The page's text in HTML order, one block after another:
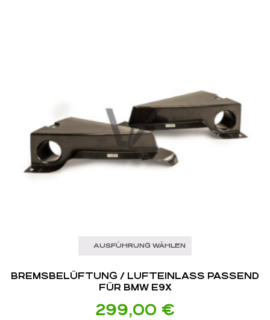
AUSFÜHRUNG WÄHLEN
BREMSBELÜFTUNG / LUFTEINLASS PASSEND
FÜR BMW E9X
299,00 €